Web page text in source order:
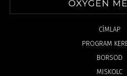
CÍMLAP
PROGRAM
BORSOD
MISKOLC